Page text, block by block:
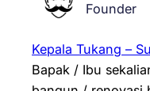
Founder
Kepala Tukang –
Bapak / Ibu